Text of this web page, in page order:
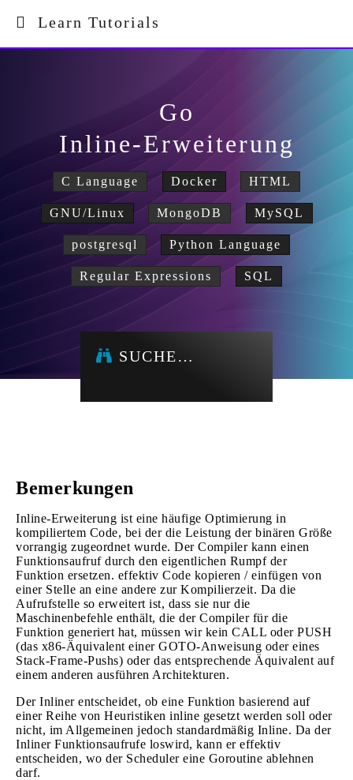
Learn Tutorials
Go
Inline-Erweiterung
C Language Docker HTML
GNU/Linux MongoDB MySQL
postgresql Python Language
Regular Expressions SQL
SUCHE…
Bemerkungen
Inline-Erweiterung ist eine häufige Optimierung in
kompiliertem Code, bei der die Leistung der binären Größe
vorrangig zugeordnet wurde. Der Compiler kann einen
Funktionsaufruf durch den eigentlichen Rumpf der
Funktion ersetzen. effektiv Code kopieren / einfügen von
einer Stelle an eine andere zur Kompilierzeit. Da die
Aufrufstelle so erweitert ist, dass sie nur die
Maschinenbefehle enthält, die der Compiler für die
Funktion generiert hat, müssen wir kein CALL oder PUSH
(das x86-Äquivalent einer GOTO-Anweisung oder eines
Stack-Frame-Pushs) oder das entsprechende Äquivalent auf
einem anderen ausführen Architekturen.
Der Inliner entscheidet, ob eine Funktion basierend auf
einer Reihe von Heuristiken inline gesetzt werden soll oder
nicht, im Allgemeinen jedoch standardmäßig Inline. Da der
Inliner Funktionsaufrufe loswird, kann er effektiv
entscheiden, wo der Scheduler eine Goroutine ablehnen
darf.